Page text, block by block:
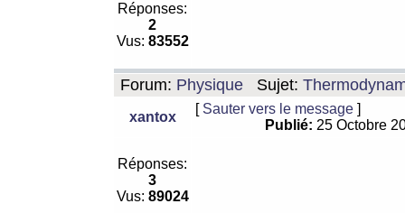
Réponses:
2
Vus: 83552
Forum: Physique Sujet:
xantox
[ Sauter vers le message ]
Publié: 25 Octobre
Réponses:
3
Vus: 89024